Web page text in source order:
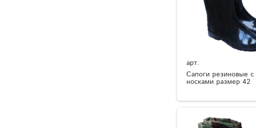
арт.
Сапоги резиновые с
носками размер 42